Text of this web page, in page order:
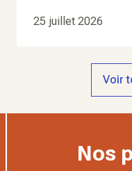
25 juillet 2026
Voir
Nos